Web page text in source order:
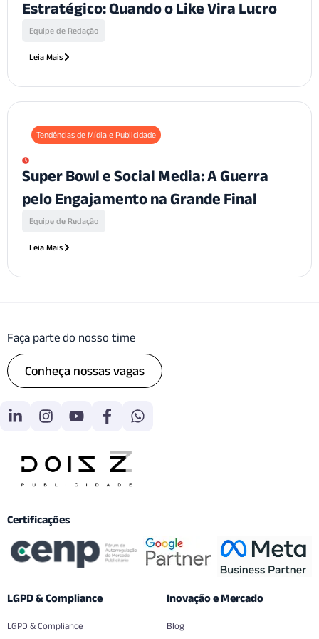
Estratégico: Quando o Like Vira Lucro
Equipe de Redação
Leia Mais
Tendências de Mídia e Publicidade
Super Bowl e Social Media: A Guerra
pelo Engajamento na Grande Final
Equipe de Redação
Leia Mais
Faça parte do nosso time
Conheça nossas vagas
Certificações
LGPD & Compliance
LGPD & Compliance
Inovação e Mercado
Blog